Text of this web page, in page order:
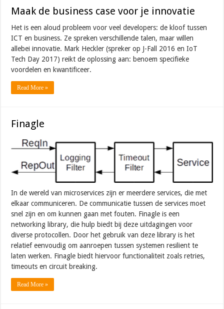
Maak de business case voor je innovatie
Het is een aloud probleem voor veel developers: de kloof tussen
ICT en business. Ze spreken verschillende talen, maar willen
allebei innovatie. Mark Heckler (spreker op J-Fall 2016 en IoT
Tech Day 2017) reikt de oplossing aan: benoem specifieke
voordelen en kwantificeer.
Read More »
Finagle
In de wereld van microservices zijn er meerdere services, die met
elkaar communiceren. De communicatie tussen de services moet
snel zijn en om kunnen gaan met fouten. Finagle is een
networking library, die hulp biedt bij deze uitdagingen voor
diverse protocollen. Door het gebruik van deze library is het
relatief eenvoudig om aanroepen tussen systemen resilient te
laten werken. Finagle biedt hiervoor functionaliteit zoals retries,
timeouts en circuit breaking.
Read More »